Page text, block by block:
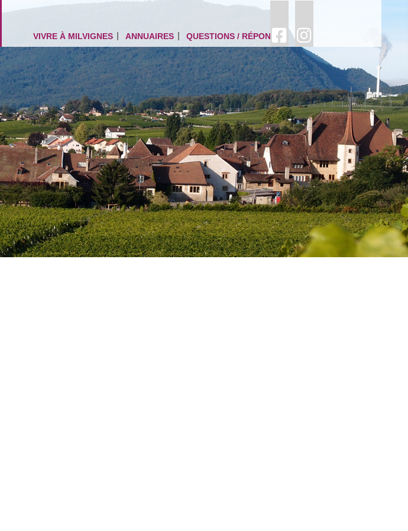
VIVRE À MILVIGNES ANNUAIRES QUESTIONS / RÉPONSES